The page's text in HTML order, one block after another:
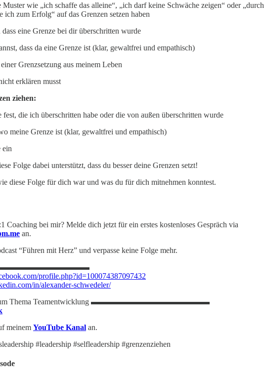
wie „ich schaffe das alleine“, „ich darf keine Schwäche zeigen“ oder „durch
zum Erfolg“ auf das Grenzen setzen haben
eine Grenze bei dir überschritten wurde
dass da eine Grenze ist (klar, gewaltfrei und empathisch)
Grenzsetzung aus meinem Leben
erklären musst
ziehen:
fest, die ich überschritten habe oder die von außen überschritten wurde
meine Grenze ist (klar, gewaltfrei und empathisch)
ein
Folge dabei unterstützt, dass du besser deine Grenzen setzt!
diese Folge für dich war und was du für dich mitnehmen konntest.
Coaching bei mir? Melde dich jetzt für ein erstes kostenloses Gespräch via
an.
“Führen mit Herz” und verpasse keine Folge mehr.
profile.php?id=100074387097432
in/alexander-schwedeler/
zum Thema Teamentwicklung ▬▬▬▬▬▬▬▬▬▬▬▬▬▬▬
meinem YouTube Kanal an.
#leadership #selfleadership #grenzenziehen